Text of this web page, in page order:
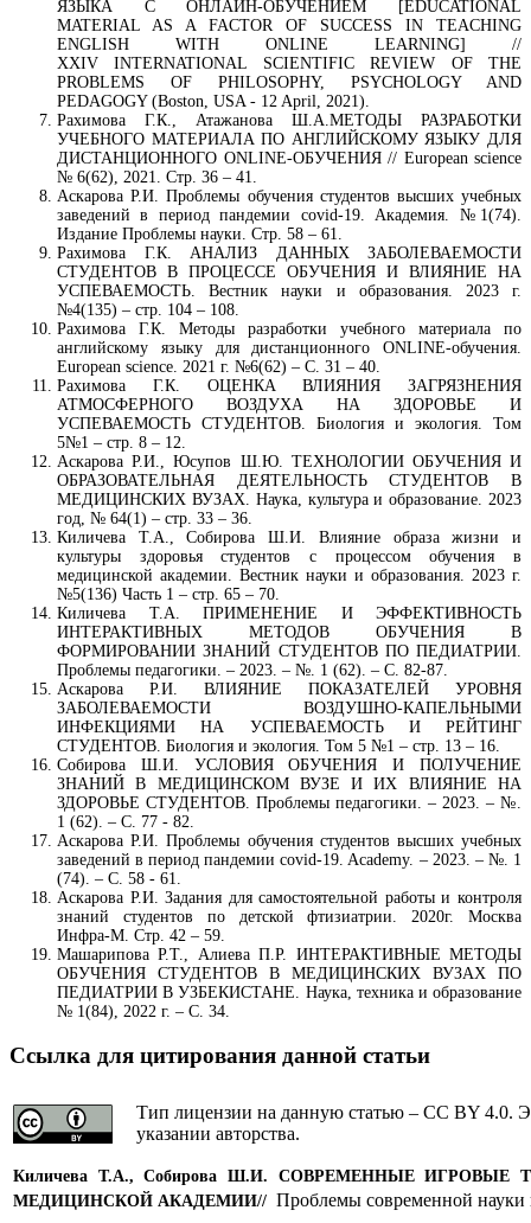
ЯЗЫКА С ОНЛАЙН-ОБУЧЕНИЕМ [EDUCATIONAL
MATERIAL AS A FACTOR OF SUCCESS IN TEACHING
ENGLISH WITH ONLINE LEARNING] //
XXIV INTERNATIONAL SCIENTIFIC REVIEW OF THE
PROBLEMS OF PHILOSOPHY, PSYCHOLOGY AND
PEDAGOGY (Boston, USA - 12 April, 2021).
Рахимова Г.К., Атажанова Ш.А.МЕТОДЫ РАЗРАБОТКИ
УЧЕБНОГО МАТЕРИАЛА ПО АНГЛИЙСКОМУ ЯЗЫКУ ДЛЯ
ДИСТАНЦИОННОГО ONLINE-ОБУЧЕНИЯ // European science
№ 6(62), 2021. Cтр. 36 – 41.
Аскарова Р.И. Проблемы обучения студентов высших учебных
заведений в период пандемии covid-19. Академия. №1(74).
Издание Проблемы науки. Стр. 58 – 61.
Рахимова Г.К. АНАЛИЗ ДАННЫХ ЗАБОЛЕВАЕМОСТИ
СТУДЕНТОВ В ПРОЦЕССЕ ОБУЧЕНИЯ И ВЛИЯНИЕ НА
УСПЕВАЕМОСТЬ. Вестник науки и образования. 2023 г.
№4(135) – стр. 104 – 108.
Рахимова Г.К. Методы разработки учебного материала по
английскому языку для дистанционного ONLINE-обучения.
European science. 2021 г. №6(62) – С. 31 – 40.
Рахимова Г.К. ОЦЕНКА ВЛИЯНИЯ ЗАГРЯЗНЕНИЯ
АТМОСФЕРНОГО ВОЗДУХА НА ЗДОРОВЬЕ И
УСПЕВАЕМОСТЬ СТУДЕНТОВ. Биология и экология. Том
5№1 – стр. 8 – 12.
Аскарова Р.И., Юсупов Ш.Ю. ТЕХНОЛОГИИ ОБУЧЕНИЯ И
ОБРАЗОВАТЕЛЬНАЯ ДЕЯТЕЛЬНОСТЬ СТУДЕНТОВ В
МЕДИЦИНСКИХ ВУЗАХ. Наука, культура и образование. 2023
год, № 64(1) – стр. 33 – 36.
Киличева Т.А., Собирова Ш.И. Влияние образа жизни и
культуры здоровья студентов с процессом обучения в
медицинской академии. Вестник науки и образования. 2023 г.
№5(136) Часть 1 – стр. 65 – 70.
Киличева Т.А. ПРИМЕНЕНИЕ И ЭФФЕКТИВНОСТЬ
ИНТЕРАКТИВНЫХ МЕТОДОВ ОБУЧЕНИЯ В
ФОРМИРОВАНИИ ЗНАНИЙ СТУДЕНТОВ ПО ПЕДИАТРИИ.
Проблемы педагогики. – 2023. – №. 1 (62). – С. 82-87.
Аскарова Р.И. ВЛИЯНИЕ ПОКАЗАТЕЛЕЙ УРОВНЯ
ЗАБОЛЕВАЕМОСТИ ВОЗДУШНО-КАПЕЛЬНЫМИ
ИНФЕКЦИЯМИ НА УСПЕВАЕМОСТЬ И РЕЙТИНГ
СТУДЕНТОВ. Биология и экология. Том 5 №1 – стр. 13 – 16.
Собирова Ш.И. УСЛОВИЯ ОБУЧЕНИЯ И ПОЛУЧЕНИЕ
ЗНАНИЙ В МЕДИЦИНСКОМ ВУЗЕ И ИХ ВЛИЯНИЕ НА
ЗДОРОВЬЕ СТУДЕНТОВ. Проблемы педагогики. – 2023. – №.
1 (62). – С. 77 - 82.
Аскарова Р.И. Проблемы обучения студентов высших учебных
заведений в период пандемии covid-19. Academy. – 2023. – №. 1
(74). – С. 58 - 61.
Аскарова Р.И. Задания для самостоятельной работы и контроля
знаний студентов по детской фтизиатрии. 2020г. Москва
Инфра-М. Стр. 42 – 59.
Машарипова Р.Т., Алиева П.Р. ИНТЕРАКТИВНЫЕ МЕТОДЫ
ОБУЧЕНИЯ СТУДЕНТОВ В МЕДИЦИНСКИХ ВУЗАХ ПО
ПЕДИАТРИИ В УЗБЕКИСТАНЕ. Наука, техника и образование
№ 1(84), 2022 г. – С. 34.
Ссылка для цитирования данной статьи
Тип лицензии на данную статью – CC BY 4.0.
указании авторства.
Киличева Т.А., Собирова Ш.И. СОВРЕМЕННЫЕ ИГРОВЫЕ
МЕДИЦИНСКОЙ АКАДЕМИИ// Проблемы современной